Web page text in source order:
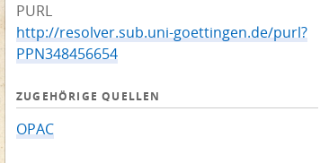
PURL
http://resolver.sub.uni-goettingen.de/purl?
PPN348456654
ZUGEHÖRIGE QUELLEN
OPAC